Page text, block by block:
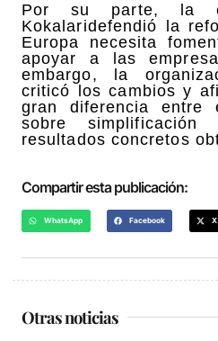
Por su parte, la
Kokalaridefendió la
Europa necesita
apoyar a las
embargo, la
criticó los cambios y
gran diferencia entre
sobre
resultados concretos
Compartir esta publicación:
WhatsApp Facebook X
Otras noticias